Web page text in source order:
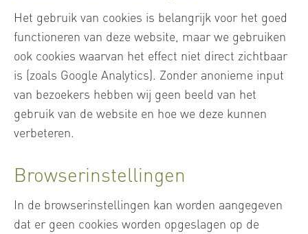
Het gebruik van cookies is belangrijk voor het goed
functioneren van deze website, maar we gebruiken
ook cookies waarvan het effect niet direct zichtbaar
is (zoals Google Analytics). Zonder anonieme input
van bezoekers hebben wij geen beeld van het
gebruik van de website en hoe we deze kunnen
verbeteren.
Browserinstellingen
In de browserinstellingen kan worden aangegeven
dat er geen cookies worden opgeslagen op de